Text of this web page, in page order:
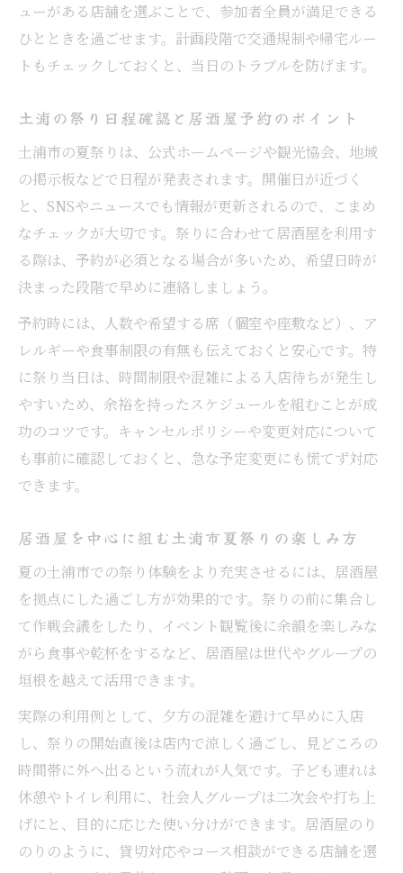
ューがある店舗を選ぶことで、参加者全員が満足できる
ひとときを過ごせます。計画段階で交通規制や帰宅ルー
トもチェックしておくと、当日のトラブルを防げます。
土浦の祭り日程確認と居酒屋予約のポイント
土浦市の夏祭りは、公式ホームページや観光協会、地域
の掲示板などで日程が発表されます。開催日が近づく
と、SNSやニュースでも情報が更新されるので、こまめ
なチェックが大切です。祭りに合わせて居酒屋を利用す
る際は、予約が必須となる場合が多いため、希望日時が
決まった段階で早めに連絡しましょう。
予約時には、人数や希望する席（個室や座敷など）、ア
レルギーや食事制限の有無も伝えておくと安心です。特
に祭り当日は、時間制限や混雑による入店待ちが発生し
やすいため、余裕を持ったスケジュールを組むことが成
功のコツです。キャンセルポリシーや変更対応について
も事前に確認しておくと、急な予定変更にも慌てず対応
できます。
居酒屋を中心に組む土浦市夏祭りの楽しみ方
夏の土浦市での祭り体験をより充実させるには、居酒屋
を拠点にした過ごし方が効果的です。祭りの前に集合し
て作戦会議をしたり、イベント観覧後に余韻を楽しみな
がら食事や乾杯をするなど、居酒屋は世代やグループの
垣根を越えて活用できます。
実際の利用例として、夕方の混雑を避けて早めに入店
し、祭りの開始直後は店内で涼しく過ごし、見どころの
時間帯に外へ出るという流れが人気です。子ども連れは
休憩やトイレ利用に、社会人グループは二次会や打ち上
げにと、目的に応じた使い分けができます。居酒屋のり
のりのように、貸切対応やコース相談ができる店舗を選